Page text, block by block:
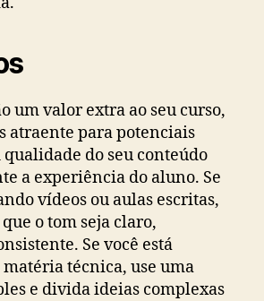
um valor extra ao seu curso,
atraente para potenciais
do seu conteúdo
a experiência do aluno. Se
vídeos ou aulas escritas,
o tom seja claro,
Se você está
técnica, use uma
e divida ideias complexas